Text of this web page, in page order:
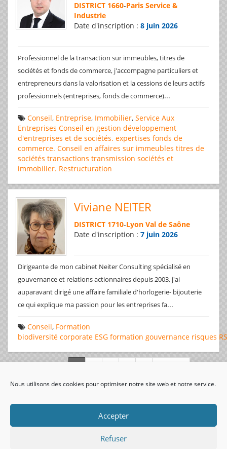
Nous utilisons des cookies pour optimiser notre site web et notre service.
Accepter
Refuser
DISTRICT 1660-Paris Service &
Industrie
Date d'inscription : 8 juin 2026
Professionnel de la transaction sur immeubles, titres de
sociétés et fonds de commerce, j'accompagne particuliers et
entrepreneurs dans la valorisation et la cessions de leurs actifs
professionnels (entreprises, fonds de commerce)...
Conseil, Entreprise, Immobilier, Service Aux
Entreprises Conseil en gestion développement
d'entreprises et de sociétés. expertises fonds de
commerce. Conseil en affaires sur immeubles titres de
sociétés transactions transmission sociétés et
immobilier. Restructuration
Viviane NEITER
DISTRICT 1710-Lyon Val de Saône
Date d'inscription : 7 juin 2026
Dirigeante de mon cabinet Neiter Consulting spécialisé en
gouvernance et relations actionnaires depuis 2003, j'ai
auparavant dirigé une affaire familiale d'horlogerie- bijouterie
ce qui explique ma passion pour les entreprises fa...
Conseil, Formation
biodiversité corporate ESG formation gouvernance risques
visiteurs uniques: